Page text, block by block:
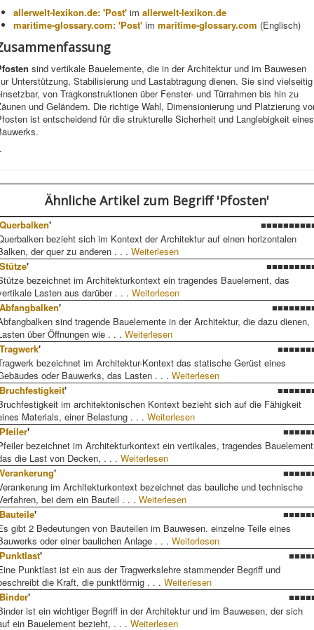
allerwelt-lexikon.de: 'Post' im allerwelt-lexikon.de
maritime-glossary.com: 'Post' im maritime-glossary.com (Englisch)
sind vertikale Bauelemente, die in der Architektur und im Bauwesen
Unterstützung, Stabilisierung und Lastabtragung dienen. Sie sind vielseitig
von Tragkonstruktionen über Fenster- und Türrahmen bis hin zu
und Geländern. Die richtige Wahl, Dimensionierung und Platzierung
ist entscheidend für die strukturelle Sicherheit und Langlebigkeit eines
Ähnliche Artikel zum Begriff 'Pfosten'
Querbalken'
bezieht sich im Kontext der Architektur auf einen horizontalen
der quer zu anderen . . . Weiterlesen
Stütze'
bezeichnet im Architekturkontext ein tragendes Bauelement, das
Lasten aus darüber . . . Weiterlesen
Abfangbalken'
sind tragende Bauelemente in der Architektur, die dazu dienen,
über Öffnungen wie . . . Weiterlesen
Tragwerk'
bezeichnet im Architektur-Kontext das statische Gerüst eines
oder Bauwerks, das Lasten . . . Weiterlesen
Bruchfestigkeit'
im architektonischen Kontext bezieht sich auf die Fähigkeit
Materials, einer Belastung . . . Weiterlesen
Pfeiler'
bezeichnet im Architekturkontext ein vertikales, tragendes
die Last von Decken, . . . Weiterlesen
Verankerung'
im Architekturkontext bezeichnet das bauliche und technische
bei dem ein Bauteil . . . Weiterlesen
Bauteile'
gibt 2 Bedeutungen von Bauteilen im Bauwesen. einzelne Teile eines
oder einer baulichen Anlage . . . Weiterlesen
Punktlast'
Punktlast ist ein aus der Tragwerkslehre stammender Begriff und
die Kraft, die punktförmig . . . Weiterlesen
Binder'
ist ein wichtiger Begriff in der Architektur und im Bauwesen, der sich
ein Bauelement bezieht, . . . Weiterlesen